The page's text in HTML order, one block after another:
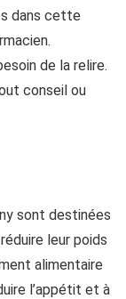
dans cette
de la relire.
conseil ou
sont destinées
leur poids
alimentaire
l’appétit et à